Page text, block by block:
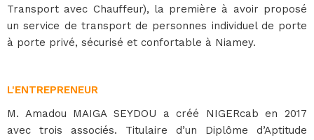
Transport avec Chauffeur), la première à avoir proposé
un service de transport de personnes individuel de porte
à porte privé, sécurisé et confortable à Niamey.
L'ENTREPRENEUR
M. Amadou MAIGA SEYDOU a créé NIGERcab en 2017
avec trois associés. Titulaire d’un Diplôme d’Aptitude